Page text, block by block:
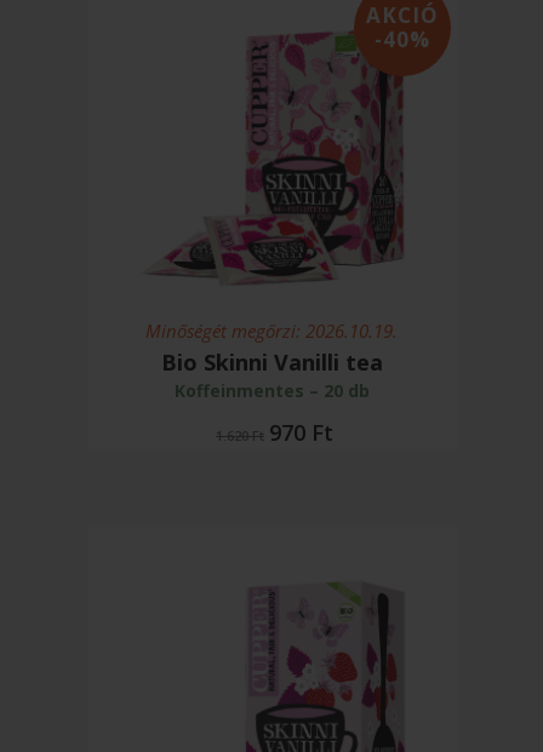
AKCIÓ
-40%
Minőségét megőrzi: 2026.10.19.
Bio Skinni Vanilli tea
Koffeinmentes – 20 db
1.620Ft Original
price
970 Ft